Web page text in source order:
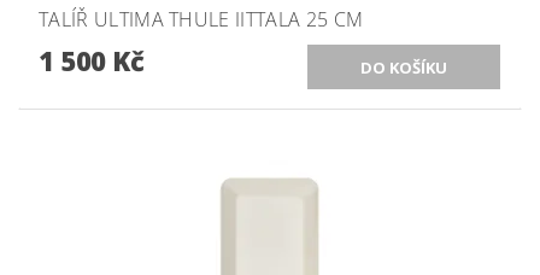
TALÍŘ ULTIMA THULE IITTALA 25 CM
1 500 Kč